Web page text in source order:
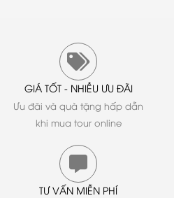
GIÁ TỐT - NHIỀU ƯU ĐÃI
Ưu đãi và quà tặng hấp dẫn
khi mua tour online
TƯ VẤN MIỄN PHÍ